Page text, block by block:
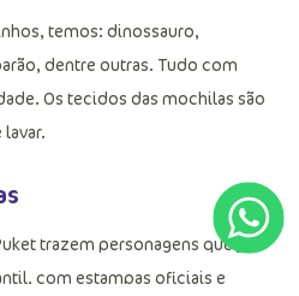
temos: dinossauro,
dentre outras. Tudo com
Os tecidos das mochilas são
trazem personagens que já
com estampas oficiais e